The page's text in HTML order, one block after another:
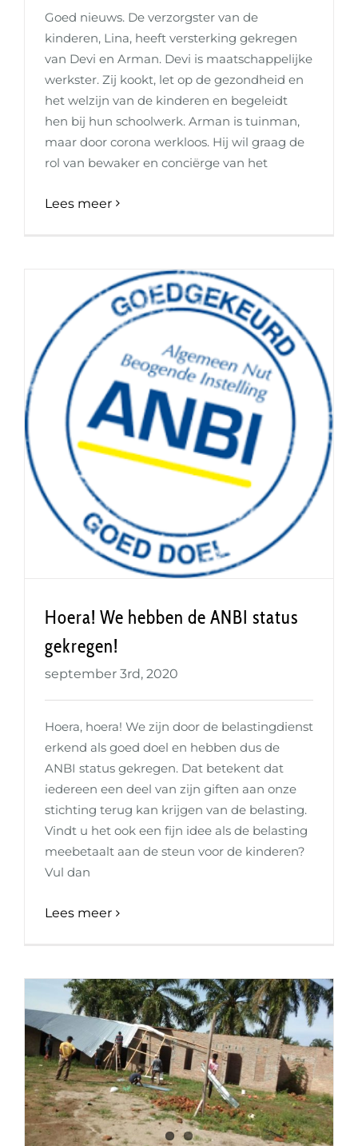
Goed nieuws. De verzorgster van de
kinderen, Lina, heeft versterking gekregen
van Devi en Arman. Devi is maatschappelijke
werkster. Zij kookt, let op de gezondheid en
het welzijn van de kinderen en begeleidt
hen bij hun schoolwerk. Arman is tuinman,
maar door corona werkloos. Hij wil graag de
rol van bewaker en conciërge van het
Lees meer
Hoera! We hebben de ANBI status
gekregen!
Hoera! We hebben de ANBI status
gekregen!
september 3rd, 2020
Hoera, hoera! We zijn door de belastingdienst
erkend als goed doel en hebben dus de
ANBI status gekregen. Dat betekent dat
iedereen een deel van zijn giften aan onze
stichting terug kan krijgen van de belasting.
Vindt u het ook een fijn idee als de belasting
meebetaalt aan de steun voor de kinderen?
Vul dan
Lees meer
Windhoos beschadigt dak